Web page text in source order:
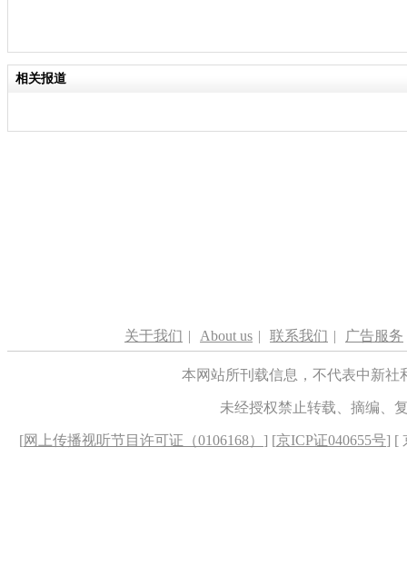
相关报道
关于我们 | About us | 联系我们 | 广告服务
本网站所刊载信息，不代表中新
未经授权禁止转载、摘编、
[网上传播视听节目许可证（0106168） ] [京ICP证040655号] [